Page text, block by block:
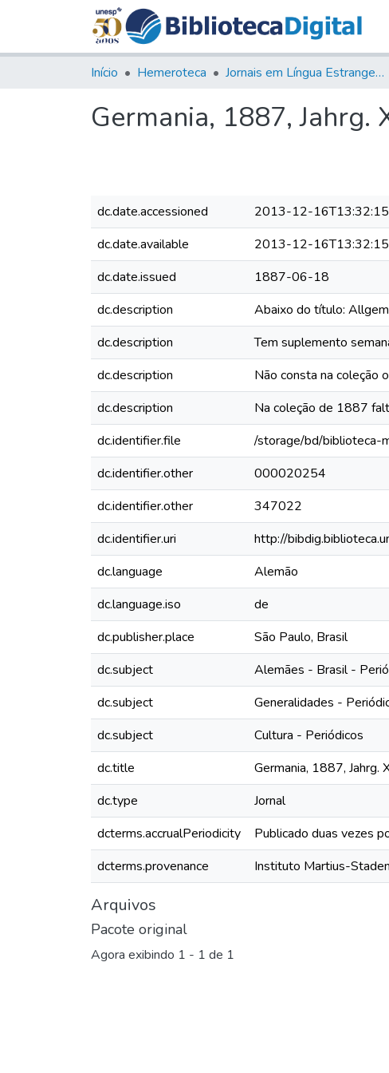
Início Hemeroteca Jornais em Língua Estrangeira
Germania, 1887, Jahrg.
dc.date.accessioned
2013-12-
dc.date.available
2013-12-
dc.date.issued
1887-06-18
dc.description
Abaixo do título:
dc.description
Tem suplemento
dc.description
Não consta na coleção
dc.description
Na coleção de 1887
dc.identifier.file
/storage/bd/biblioteca-
dc.identifier.other
000020254
dc.identifier.other
347022
dc.identifier.uri
http://
dc.language
Alemão
dc.language.iso
de
dc.publisher.place
São Paulo, Brasil
dc.subject
Alemães - Brasil -
dc.subject
Generalidades -
dc.subject
Cultura - Periódicos
dc.title
Germania, 1887, Jahrg.
dc.type
Jornal
dcterms.accrualPeriodicity
Publicado duas vezes
dcterms.provenance
Instituto Martius-Staden
Arquivos
Pacote original
Agora exibindo 1 - 1 de 1